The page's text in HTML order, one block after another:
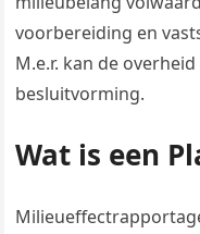
voorbereiding en
M.e.r. kan de
besluitvorming.
Wat is een